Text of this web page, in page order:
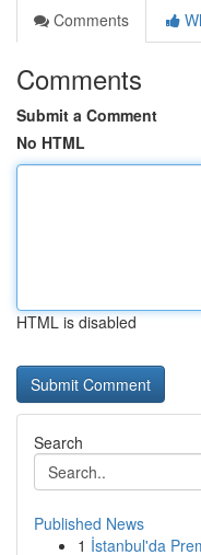
Comments
Comments
Submit a Comment
No HTML
HTML is disabled
Search
Published News
1 İstanbul'da